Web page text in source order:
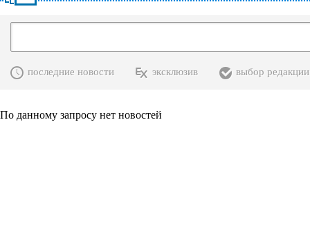
последние новости эксклюзив выбор редакции
По данному запросу нет новостей